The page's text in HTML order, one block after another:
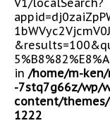
in /home/m-
-7stq7g66z/wp/
content/
1222